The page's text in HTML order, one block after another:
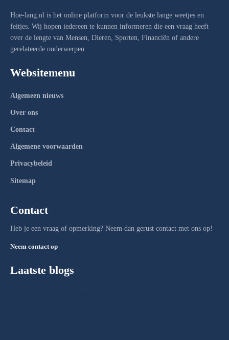
Hoe-lang.nl is het online platform voor de leukste lange weetjes en
feitjes. Wij hopen iedereen te kunnen informeren die een vraag heeft
over de lengte van Mensen, Dieren, Sporten, Financiën of andere
gerelateerde onderwerpen.
Websitemenu
Algemeen nieuws
Over ons
Contact
Algemene voorwaarden
Privacybeleid
Sitemap
Contact
Heb je een vraag of opmerking? Neem dan gerust contact met ons op!
Neem contact op
Laatste blogs